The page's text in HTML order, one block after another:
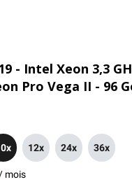
- Intel Xeon 3,3
Pro Vega II - 96
12x 24x 36x
/ mois